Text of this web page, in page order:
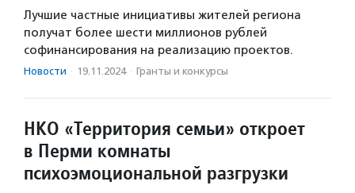
Лучшие частные инициативы жителей региона
получат более шести миллионов рублей
софинансирования на реализацию проектов.
Новости · 19.11.2024 · Гранты и конкурсы
НКО «Территория семьи» откроет
в Перми комнаты
психоэмоциональной разгрузки